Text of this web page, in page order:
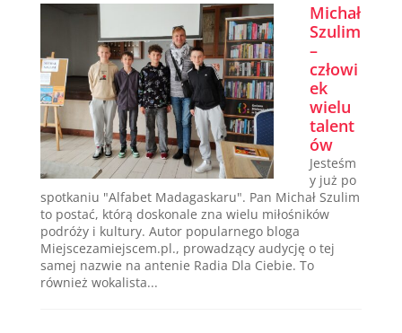
Michał
Szulim
–
człowi
ek
wielu
talent
ów
Jesteśm
y już po
spotkaniu "Alfabet Madagaskaru". Pan Michał Szulim
to postać, którą doskonale zna wielu miłośników
podróży i kultury. Autor popularnego bloga
Miejscezamiejscem.pl., prowadzący audycję o tej
samej nazwie na antenie Radia Dla Ciebie. To
również wokalista...